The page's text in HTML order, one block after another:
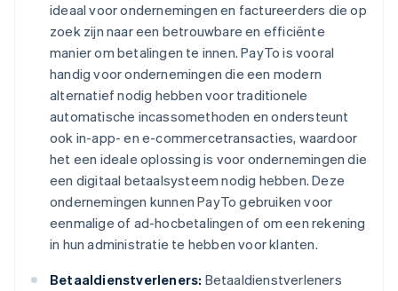
ideaal voor ondernemingen en factureerders die op
zoek zijn naar een betrouwbare en efficiënte
manier om betalingen te innen. PayTo is vooral
handig voor ondernemingen die een modern
alternatief nodig hebben voor traditionele
automatische incassomethoden en ondersteunt
ook in-app- en e-commercetransacties, waardoor
het een ideale oplossing is voor ondernemingen die
een digitaal betaalsysteem nodig hebben. Deze
ondernemingen kunnen PayTo gebruiken voor
eenmalige of ad-hocbetalingen of om een rekening
in hun administratie te hebben voor klanten.
Betaaldienstverleners: Betaaldienstverleners